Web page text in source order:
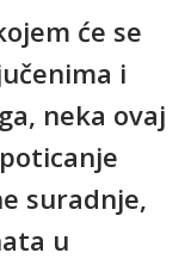
će se
i
neka ovaj
suradnje,
u